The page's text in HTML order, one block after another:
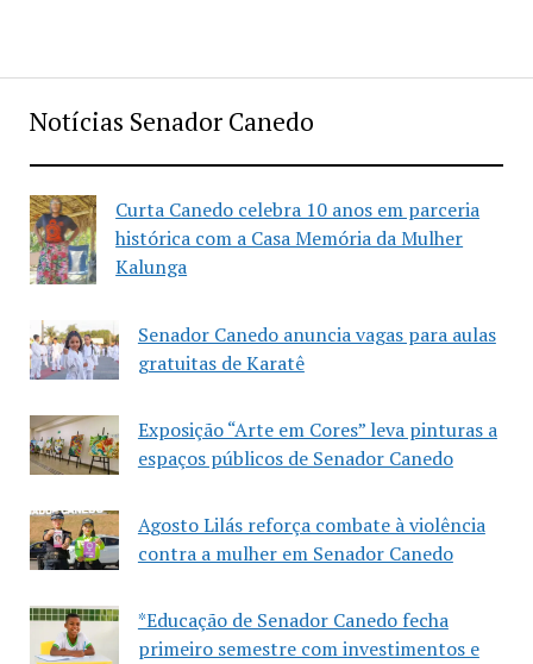
Notícias Senador Canedo
Curta Canedo celebra 10 anos em parceria
histórica com a Casa Memória da Mulher
Kalunga
Senador Canedo anuncia vagas para aulas
gratuitas de Karatê
Exposição “Arte em Cores” leva pinturas a
espaços públicos de Senador Canedo
Agosto Lilás reforça combate à violência
contra a mulher em Senador Canedo
*Educação de Senador Canedo fecha
primeiro semestre com investimentos e